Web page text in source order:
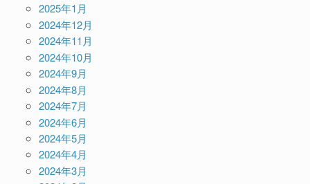
2025年1月
2024年12月
2024年11月
2024年10月
2024年9月
2024年8月
2024年7月
2024年6月
2024年5月
2024年4月
2024年3月